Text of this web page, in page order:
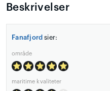
Beskrivelser
Fanafjord sier:
område
maritime kvaliteter